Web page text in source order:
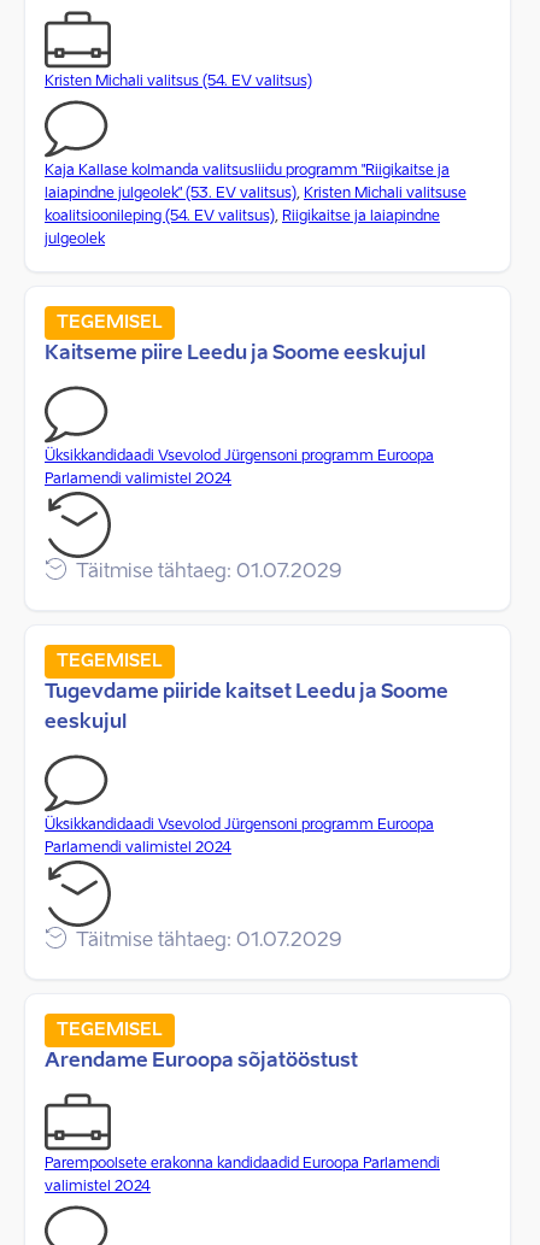
Kristen Michali valitsus (54. EV valitsus)
Kaja Kallase kolmanda valitsusliidu programm "Riigikaitse ja
laiapindne julgeolek" (53. EV valitsus), Kristen Michali valitsuse
koalitsioonileping (54. EV valitsus), Riigikaitse ja laiapindne
julgeolek
TEGEMISEL
Kaitseme piire Leedu ja Soome eeskujul
Üksikkandidaadi Vsevolod Jürgensoni programm Euroopa
Parlamendi valimistel 2024
Täitmise tähtaeg: 01.07.2029
TEGEMISEL
Tugevdame piiride kaitset Leedu ja Soome
eeskujul
Üksikkandidaadi Vsevolod Jürgensoni programm Euroopa
Parlamendi valimistel 2024
Täitmise tähtaeg: 01.07.2029
TEGEMISEL
Arendame Euroopa sõjatööstust
Parempoolsete erakonna kandidaadid Euroopa Parlamendi
valimistel 2024